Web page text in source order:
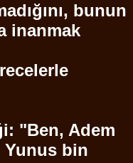
bunun
inanmak
"Ben, Adem
bin